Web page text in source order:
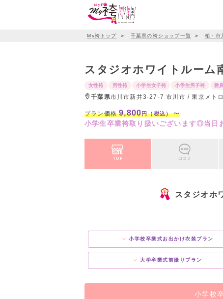
My袴トップ ＞ 千葉県の袴ショップ一覧 ＞ 柏・市
スタジオホワイトルーム
女性袴 男性袴 小学生女子袴 小学生男子袴 教
千葉県市川市新井3-27-7 市川市 / 東京メト
プラン価格9,800円（税込）〜
小学生卒業袴取り扱いございます◎当日
TOP 口コミ
スタジオホ
小学校卒業式お出かけ衣装プラン
大学卒業式前撮りプラン
小学校